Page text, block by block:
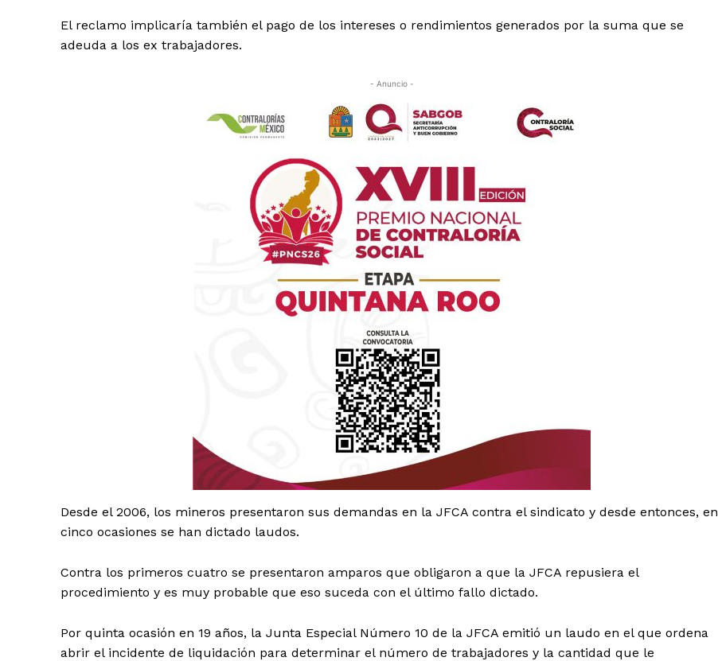
Empresa
Contacto
Política de privacidad
El reclamo implicaría también el pago de los intereses o rendimientos generados por la suma que se
adeuda a los ex trabajadores.
- Anuncio -
Desde el 2006, los mineros presentaron sus demandas en la JFCA contra el sindicato y desde entonces, en
cinco ocasiones se han dictado laudos.
Contra los primeros cuatro se presentaron amparos que obligaron a que la JFCA repusiera el
procedimiento y es muy probable que eso suceda con el último fallo dictado.
Por quinta ocasión en 19 años, la Junta Especial Número 10 de la JFCA emitió un laudo en el que ordena
abrir el incidente de liquidación para determinar el número de trabajadores y la cantidad que le